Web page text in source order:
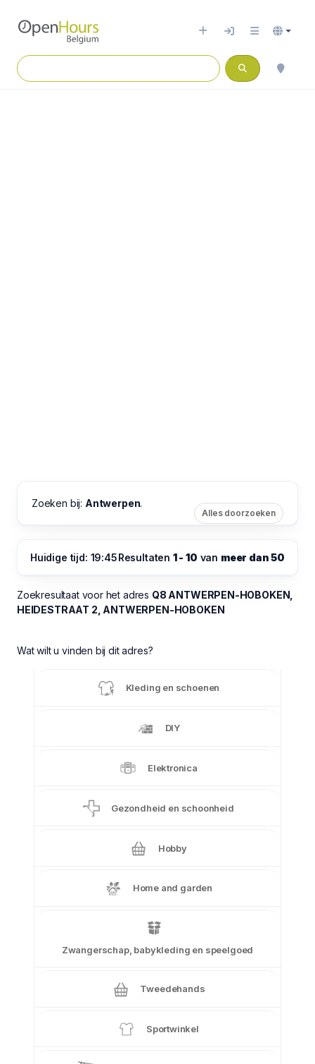
Zoeken bij: Antwerpen.
Alles doorzoeken
Huidige tijd: 19:45Resultaten 1 - 10 van meer dan 50
Zoekresultaat voor het adres Q8 ANTWERPEN-HOBOKEN,
HEIDESTRAAT 2, ANTWERPEN-HOBOKEN
Wat wilt u vinden bij dit adres?
Kleding en schoenen
DIY
Elektronica
Gezondheid en schoonheid
Hobby
Home and garden
Zwangerschap, babykleding en speelgoed
Tweedehands
Sportwinkel